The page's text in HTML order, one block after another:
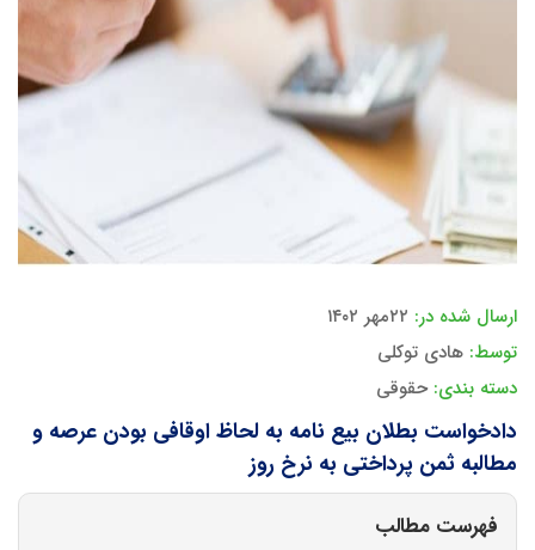
ارسال شده در: ۲۲مهر ۱۴۰۲
توسط: هادی توکلی
دسته بندی: حقوقی
دادخواست بطلان بیع نامه به لحاظ اوقافی بودن عرصه و
مطالبه ثمن پرداختی به نرخ روز
فهرست مطالب